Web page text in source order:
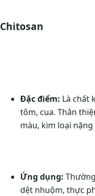
Chitosan
Đặc điểm: Là chất
tôm, cua. Thân
màu, kim loại
Ứng dụng:
dệt nhuộm, thực